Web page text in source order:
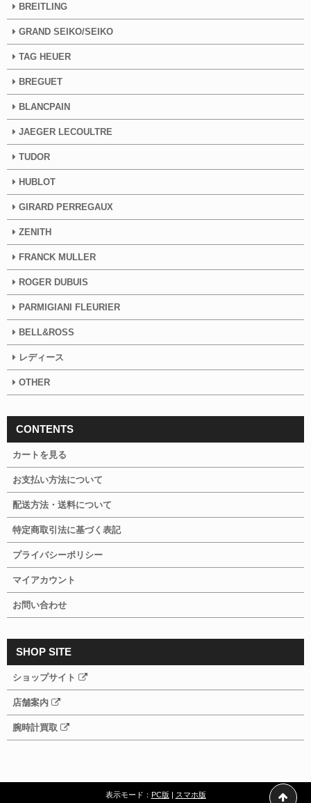
BREITLING
GRAND SEIKO/SEIKO
TAG HEUER
BREGUET
BLANCPAIN
JAEGER LECOULTRE
TUDOR
HUBLOT
GIRARD PERREGAUX
ZENITH
FRANCK MULLER
ROGER DUBUIS
PARMIGIANI FLEURIER
BELL&ROSS
レディース
OTHER
CONTENTS
カートを見る
お支払い方法について
配送方法・送料について
特定商取引法に基づく表記
プライバシーポリシー
マイアカウント
お問い合わせ
SHOP SITE
ショップサイト
店舗案内
腕時計買取
表示モード： PC版 | スマホ版